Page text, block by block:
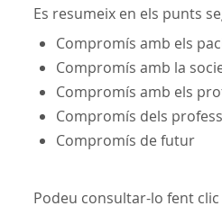
Es resumeix en els punts
Compromís amb els
Compromís amb la
Compromís amb els
Compromís dels
Compromís de futur
Podeu consultar-lo fent